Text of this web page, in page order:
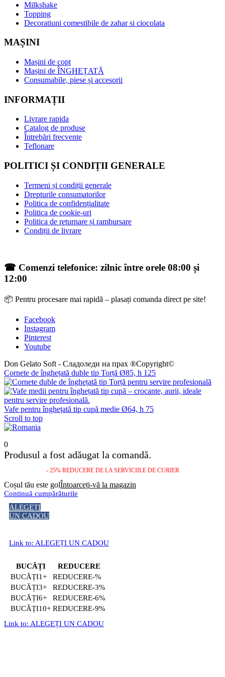
Milkshake
Topping
Decoratiuni comestibile de zahar si ciocolata
MAȘINI
Mașini de copt
Mașini de ÎNGHEȚATĂ
Consumabile, piese și accesorii
INFORMAȚII
Livrare rapida
Catalog de produse
Întrebări frecvente
Teflonare
POLITICI ȘI CONDIȚII GENERALE
Termeni și condiții generale
Drepturile consumatorilor
Politica de confidențialitate
Politica de cookie-uri
Politica de returnare și rambursare
Condiții de livrare
☎ Comenzi telefonice: zilnic între orele 08:00 și
12:00
📦 Pentru procesare mai rapidă – plasați comanda direct pe site!
Facebook
Instagram
Pinterest
Youtube
Don Gelato Soft - Сладоледи на прах ®Copyright©
Cornete de înghețată duble tip Torță Ø85, h 125
Vafe pentru înghețată tip cupă medie Ø64, h 75
Scroll to top
0
Produsul a fost adăugat la comandă.
- 25% REDUCERE DE LA SERVICIILE DE CURIER
Coșul tău este golÎntoarceți-vă la magazin
Continuă cumpărăturile
ALEGEȚI
UN CADOU
Link to: ALEGEȚI UN CADOU
BUCĂȚI
REDUCERE
1+
-%
3+
-3%
6+
-6%
10+
-9%
Link to: ALEGEȚI UN CADOU